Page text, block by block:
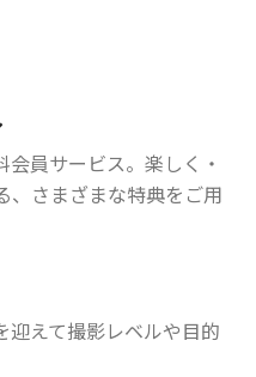
員サービス。楽しく・
、さまざまな特典をご用
迎えて撮影レベルや目的